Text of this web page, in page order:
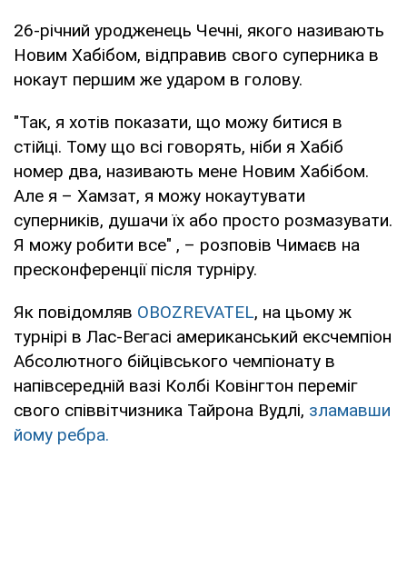
26-річний уродженець Чечні, якого називають
Новим Хабібом, відправив свого суперника в
нокаут першим же ударом в голову.
"Так, я хотів показати, що можу битися в
стійці. Тому що всі говорять, ніби я Хабіб
номер два, називають мене Новим Хабібом.
Але я – Хамзат, я можу нокаутувати
суперників, душачи їх або просто розмазувати.
Я можу робити все" , – розповів Чимаєв на
пресконференції після турніру.
Як повідомляв OBOZREVATEL, на цьому ж
турнірі в Лас-Вегасі американський ексчемпіон
Абсолютного бійцівського чемпіонату в
напівсередній вазі Колбі Ковінгтон переміг
свого співвітчизника Тайрона Вудлі, зламавши
йому ребра.